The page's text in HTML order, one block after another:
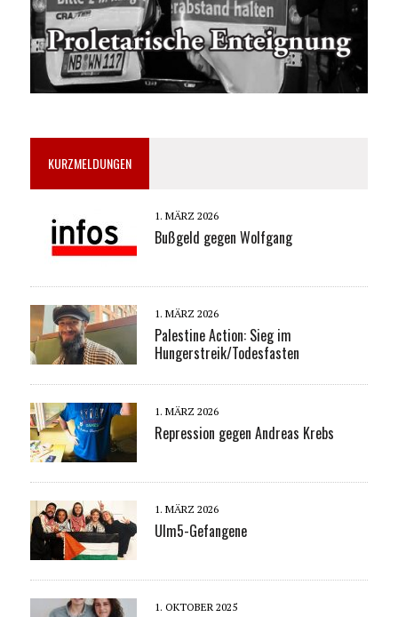
KURZMELDUNGEN
1. MÄRZ 2026
Bußgeld gegen Wolfgang
1. MÄRZ 2026
Palestine Action: Sieg im
Hungerstreik/Todesfasten
1. MÄRZ 2026
Repression gegen Andreas Krebs
1. MÄRZ 2026
Ulm5-Gefangene
1. OKTOBER 2025